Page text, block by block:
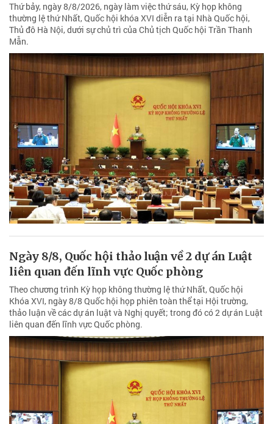
Thứ bảy, ngày 8/8/2026, ngày làm việc thứ sáu, Kỳ họp không
thường lệ thứ Nhất, Quốc hội khóa XVI diễn ra tại Nhà Quốc hội,
Thủ đô Hà Nội, dưới sự chủ trì của Chủ tịch Quốc hội Trần Thanh
Mẫn.
Ngày 8/8, Quốc hội thảo luận về 2 dự án Luật
liên quan đến lĩnh vực Quốc phòng
Theo chương trình Kỳ họp không thường lệ thứ Nhất, Quốc hội
Khóa XVI, ngày 8/8 Quốc hội họp phiên toàn thể tại Hội trường,
thảo luận về các dự án luật và Nghị quyết; trong đó có 2 dự án Luật
liên quan đến lĩnh vực Quốc phòng.